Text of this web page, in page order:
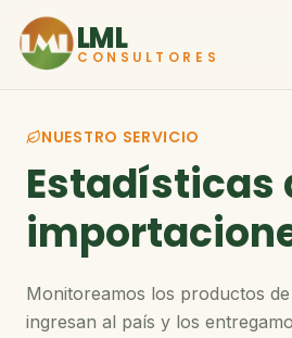
LML
CONSULTORES
NUESTRO SERVICIO
Estadísticas
Monitoreamos los productos
ingresan al país y los